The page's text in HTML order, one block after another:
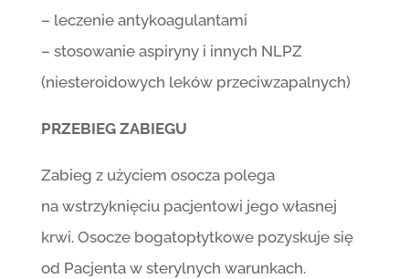
– leczenie antykoagulantami
– stosowanie aspiryny i innych NLPZ
(niesteroidowych leków przeciwzapalnych)
PRZEBIEG ZABIEGU
Zabieg z użyciem osocza polega
na wstrzyknięciu pacjentowi jego własnej
krwi. Osocze bogatopłytkowe pozyskuje się
od Pacjenta w sterylnych warunkach.